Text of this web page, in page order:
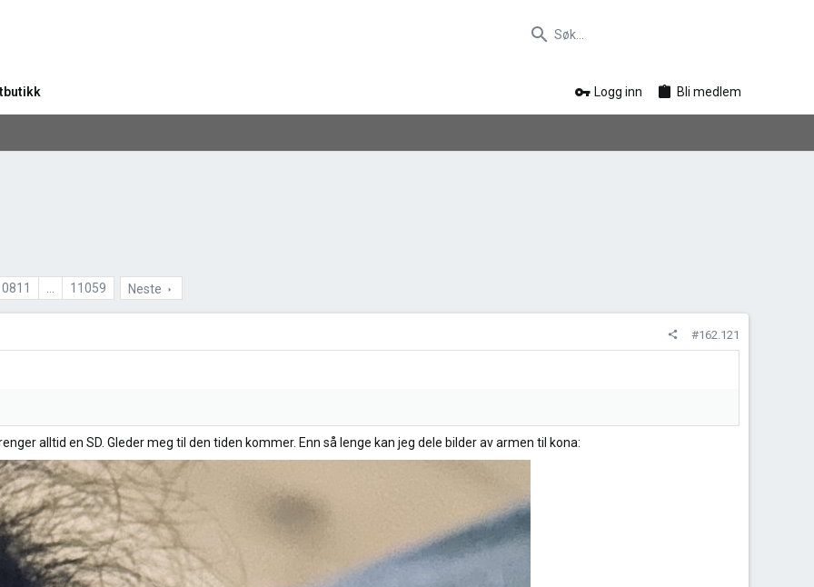
Logg inn Bli medlem
11059 Neste
#162.121
alltid en SD. Gleder meg til den tiden kommer. Enn så lenge kan jeg dele bilder av armen til kona: